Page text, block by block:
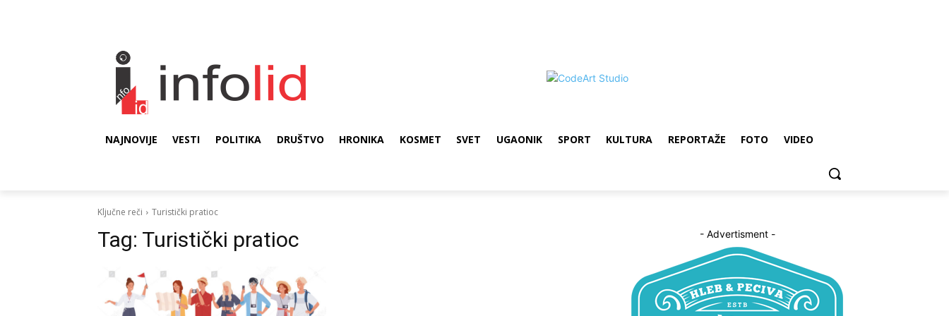
NAJNOVIJE VESTI POLITIKA DRUŠTVO HRONIKA KOSMET SVET UGAONIK SPORT KULTURA REPORTAŽE FOTO VIDEO
Ključne reči Turistički pratioc
Tag: Turistički pratioc - Advertisment -